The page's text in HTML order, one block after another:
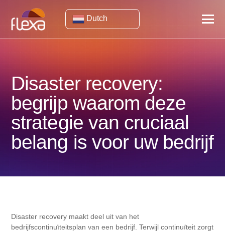
Dutch
Disaster recovery:
begrijp waarom deze
strategie van cruciaal
belang is voor uw bedrijf
Disaster recovery maakt deel uit van het
bedrijfscontinuïteitsplan van een bedrijf. Terwijl continuïteit zorgt